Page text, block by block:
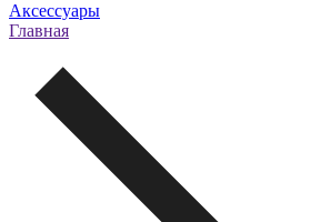
Аксессуары
Главная